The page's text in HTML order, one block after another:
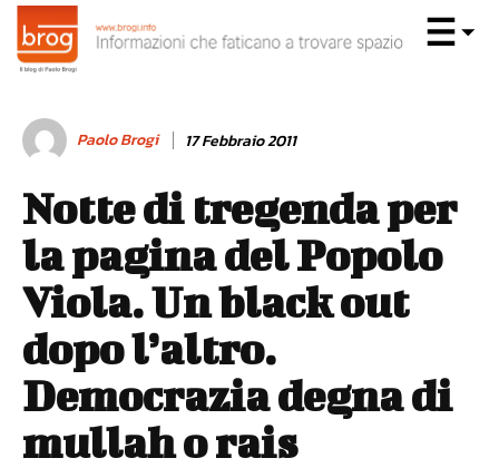
Paolo Brogi 17 Febbraio 2011
Notte di tregenda per
la pagina del Popolo
Viola. Un black out
dopo l’altro.
Democrazia degna di
mullah o rais